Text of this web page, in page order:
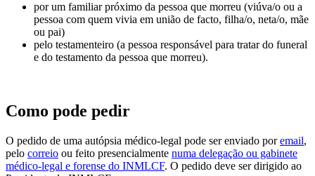
por um familiar próximo da pessoa que morreu (viúva/o ou a
pessoa com quem vivia em união de facto, filha/o, neta/o, mãe
ou pai)
pelo testamenteiro (a pessoa responsável para tratar do funeral
e do testamento da pessoa que morreu).
Como pode pedir
O pedido de uma autópsia médico-legal pode ser enviado poremail,
pelo correio ou feito presencialmente numa delegação ou gabinete
médico-legal e forense do INMLCF. O pedido deve ser dirigido ao